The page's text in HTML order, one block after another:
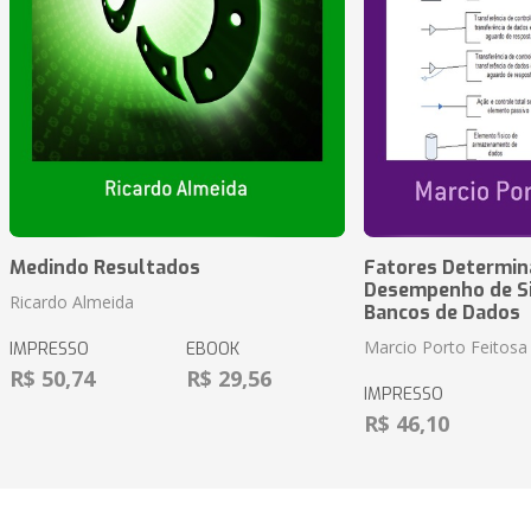
Medindo Resultados
Ricardo Almeida
IMPRESSO
R$ 50,74
EBOOK
R$ 29,56
Fatores
Desempenho de
Bancos de Dados
Marcio Porto Feitosa
IMPRESSO
R$ 46,10